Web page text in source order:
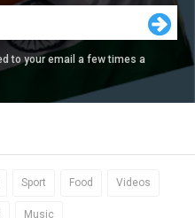
to your email a few times a
Sport Food Videos
Music